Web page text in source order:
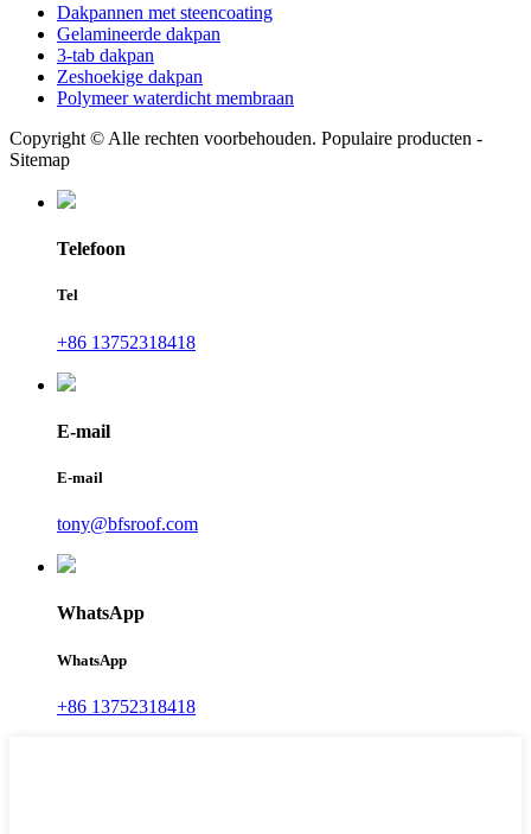
Dakpannen met steencoating
Gelamineerde dakpan
3-tab dakpan
Zeshoekige dakpan
Polymeer waterdicht membraan
Copyright © Alle rechten voorbehouden. Populaire producten -
Sitemap
Telefoon
Tel
+86 13752318418
E-mail
E-mail
tony@bfsroof.com
WhatsApp
WhatsApp
+86 13752318418